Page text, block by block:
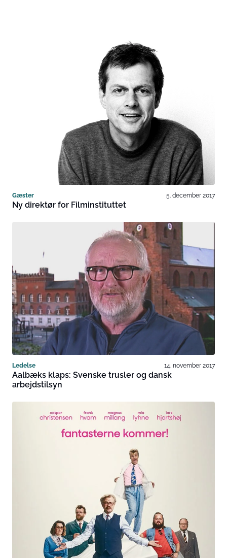
Gæster 5. december 2017
Ny direktør for Filminstituttet
Ledelse 14. november 2017
Aalbæks klaps: Svenske trusler og dansk
arbejdstilsyn